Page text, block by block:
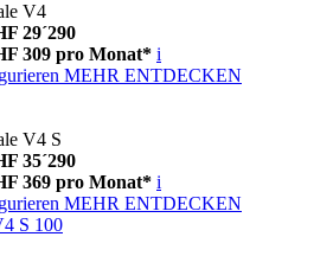
V4
29´290
309 pro Monat* i
MEHR ENTDECKEN
V4 S
35´290
369 pro Monat* i
MEHR ENTDECKEN
S 100